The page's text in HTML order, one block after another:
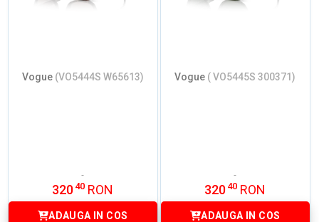
Vogue (VO5444S W65613)
320 40 RON
ADAUGA IN COS
Vogue ( VO5445S 300371)
320 40 RON
ADAUGA IN COS